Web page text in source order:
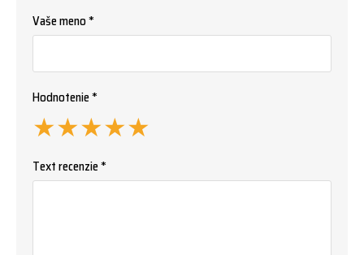
Vaše meno *
Hodnotenie *
★
★
★
★
★
Text recenzie *